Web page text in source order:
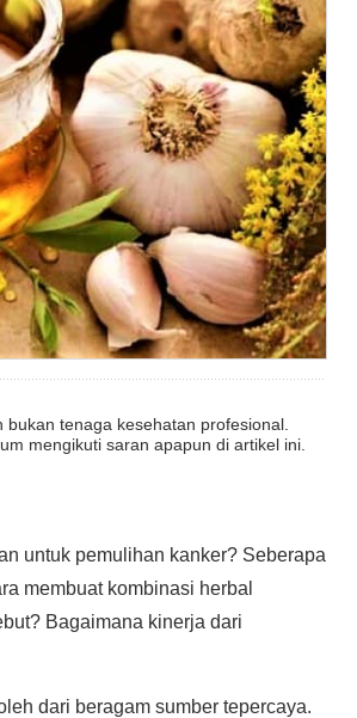
tenaga kesehatan profesional.
mengikuti saran apapun di artikel ini.
untuk pemulihan kanker? Seberapa
membuat kombinasi herbal
Bagaimana kinerja dari
dari beragam sumber tepercaya.